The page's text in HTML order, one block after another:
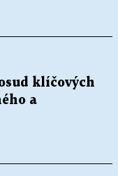
klíčových
a